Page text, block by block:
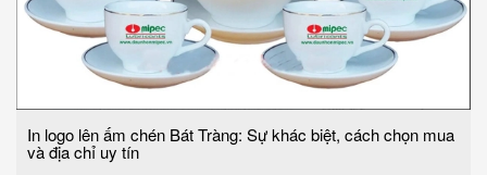
In logo lên ấm chén Bát Tràng: Sự khác biệt, cách chọn mua
và địa chỉ uy tín